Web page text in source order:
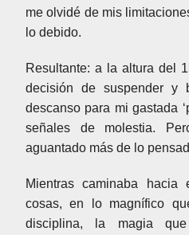
me olvidé de mis
lo debido.
Resultante: a la altura del
decisión de suspender y
descanso para mi gastada
señales de molestia.
aguantado más de lo
Mientras caminaba
cosas, en lo magnífico
disciplina, la magia